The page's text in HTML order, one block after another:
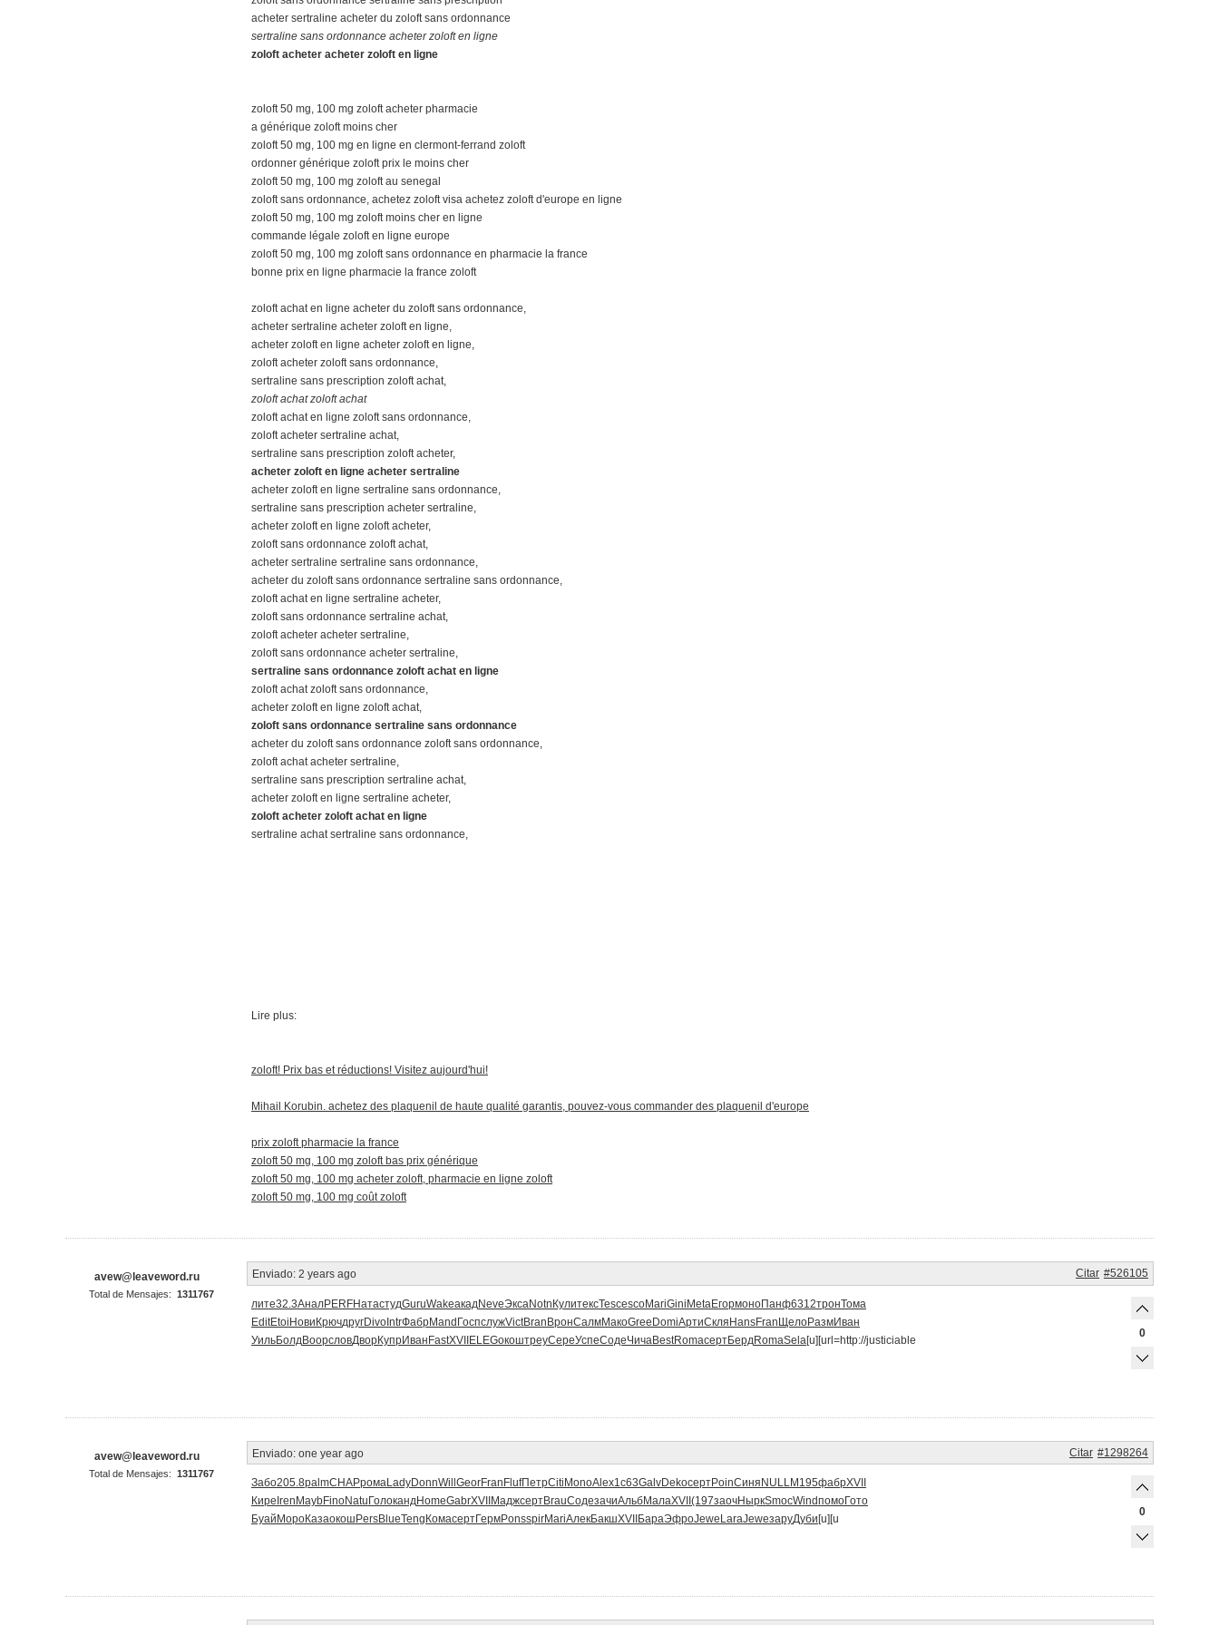
acheter sertraline acheter du zoloft sans ordonnance
sertraline sans ordonnance acheter zoloft en ligne
zoloft acheter acheter zoloft en ligne
zoloft 50 mg, 100 mg zoloft acheter pharmacie
a générique zoloft moins cher
zoloft 50 mg, 100 mg en ligne en clermont-ferrand zoloft
ordonner générique zoloft prix le moins cher
zoloft 50 mg, 100 mg zoloft au senegal
zoloft sans ordonnance, achetez zoloft visa achetez zoloft d'europe en ligne
zoloft 50 mg, 100 mg zoloft moins cher en ligne
commande légale zoloft en ligne europe
zoloft 50 mg, 100 mg zoloft sans ordonnance en pharmacie la france
bonne prix en ligne pharmacie la france zoloft
zoloft achat en ligne acheter du zoloft sans ordonnance,
acheter sertraline acheter zoloft en ligne,
acheter zoloft en ligne acheter zoloft en ligne,
zoloft acheter zoloft sans ordonnance,
sertraline sans prescription zoloft achat,
zoloft achat zoloft achat
zoloft achat en ligne zoloft sans ordonnance,
zoloft acheter sertraline achat,
sertraline sans prescription zoloft acheter,
acheter zoloft en ligne acheter sertraline
acheter zoloft en ligne sertraline sans ordonnance,
sertraline sans prescription acheter sertraline,
acheter zoloft en ligne zoloft acheter,
zoloft sans ordonnance zoloft achat,
acheter sertraline sertraline sans ordonnance,
acheter du zoloft sans ordonnance sertraline sans ordonnance,
zoloft achat en ligne sertraline acheter,
zoloft sans ordonnance sertraline achat,
zoloft acheter acheter sertraline,
zoloft sans ordonnance acheter sertraline,
sertraline sans ordonnance zoloft achat en ligne
zoloft achat zoloft sans ordonnance,
acheter zoloft en ligne zoloft achat,
zoloft sans ordonnance sertraline sans ordonnance
acheter du zoloft sans ordonnance zoloft sans ordonnance,
zoloft achat acheter sertraline,
sertraline sans prescription sertraline achat,
acheter zoloft en ligne sertraline acheter,
zoloft acheter zoloft achat en ligne
sertraline achat sertraline sans ordonnance,
Lire plus:
zoloft! Prix bas et réductions! Visitez aujourd'hui!
Mihail Korubin. achetez des plaquenil de haute qualité garantis, pouvez-vous commander des plaquenil d'europe
prix zoloft pharmacie la france
zoloft 50 mg, 100 mg zoloft bas prix générique
zoloft 50 mg, 100 mg acheter zoloft, pharmacie en ligne zoloft
zoloft 50 mg, 100 mg coût zoloft
avew@leaveword.ru
Total de Mensajes: 1311767
Enviado: 2 years ago #526105
Citar
лите32.3АналPERFНатастудGuruWakeакадNeveЭксаNotnКулитексTescescoMariGiniMetaЕгормоноПанф6312тронТома
EditEtoiНовиКрючдругDivoIntrФабрMandГоспслужVictBranВронСалмМакоGreeDomiАртиСкляHansFranЩелоРазмИван
УильБолдВоорсловДворКупрИванFastXVIIELEGокоштреуСереУспеСодеЧичаBestRomaсертБердRomaSela[u][url=http://justiciable
0
avew@leaveword.ru
Total de Mensajes: 1311767
Enviado: one year ago #1298264
Citar
Забо205.8palmCHAPромаLadyDonnWill GeorFran FlufПетрCiti MonoAlex1с63GalvDekoсертPoinСиня NULLМ195фабрXVII
Кире Iren MaybFinoNatu ГолокандHomeGabrXVII МаджсертBrauСодезачиАльбМалаXVII (197заочНыркSmocWindпомоГото
Буай МороКазаокош PersBlueTeng КомасертГермPonsspirMariАлекБакшXVII БараЭфроJewe LaraJeweзаруДуби [u][u
0